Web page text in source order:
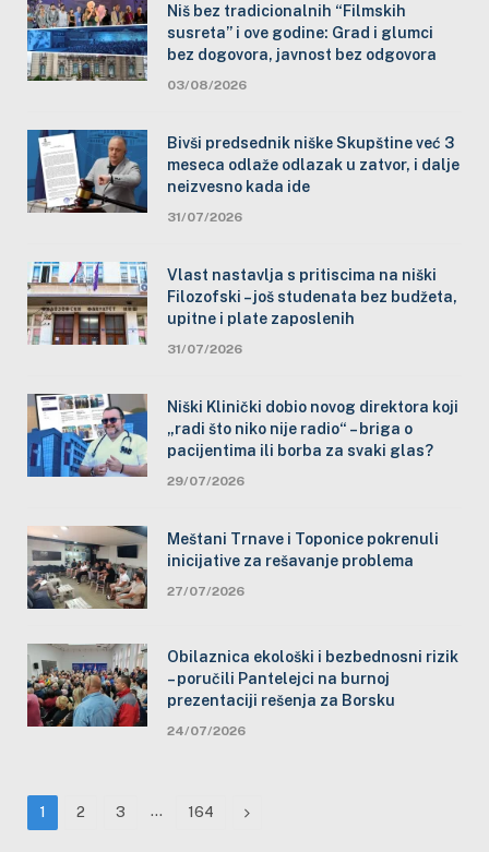
Niš bez tradicionalnih “Filmskih
susreta” i ove godine: Grad i glumci
bez dogovora, javnost bez odgovora
03/08/2026
Bivši predsednik niške Skupštine već 3
meseca odlaže odlazak u zatvor, i dalje
neizvesno kada ide
31/07/2026
Vlast nastavlja s pritiscima na niški
Filozofski – još studenata bez budžeta,
upitne i plate zaposlenih
31/07/2026
Niški Klinički dobio novog direktora koji
„radi što niko nije radio“ – briga o
pacijentima ili borba za svaki glas?
29/07/2026
Meštani Trnave i Toponice pokrenuli
inicijative za rešavanje problema
27/07/2026
Obilaznica ekološki i bezbednosni rizik
– poručili Pantelejci na burnoj
prezentaciji rešenja za Borsku
24/07/2026
1 2 3 … 164 Next